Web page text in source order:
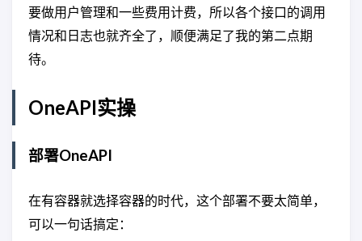
要做用户管理和一些费用计费，所以各个接口的调用
情况和日志也就齐全了，顺便满足了我的第二点期
待。
OneAPI实操
部署OneAPI
在有容器就选择容器的时代，这个部署不要太简单，
可以一句话搞定：